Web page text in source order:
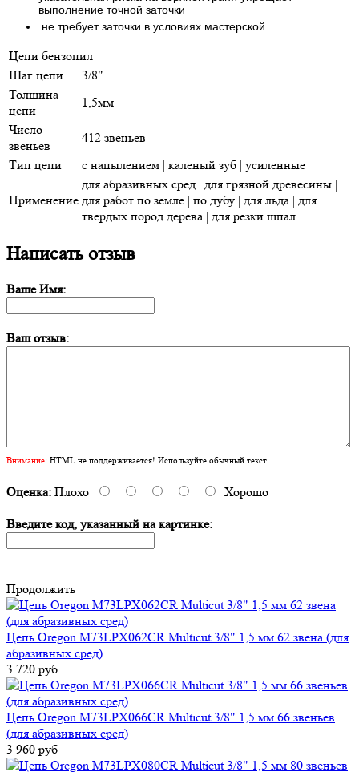
выполнение точной заточки
не требует заточки в условиях мастерской
Цепи бензопил
Шаг цепи
3/8"
Толщина
цепи
1,5мм
Число
звеньев
412 звеньев
Тип цепи
с напылением | каленый зуб | усиленные
Применение
для абразивных сред | для грязной древесины |
для работ по земле | по дубу | для льда | для
твердых пород дерева | для резки шпал
Написать отзыв
Ваше Имя:
Ваш отзыв:
Внимание: HTML не поддерживается! Используйте обычный текст.
Оценка: Плохо Хорошо
Введите код, указанный на картинке:
Продолжить
Цепь Oregon M73LPX062CR Multicut 3/8" 1,5 мм 62 звена (для
абразивных сред)
3 720 руб
Цепь Oregon M73LPX066CR Multicut 3/8" 1,5 мм 66 звеньев
(для абразивных сред)
3 960 руб